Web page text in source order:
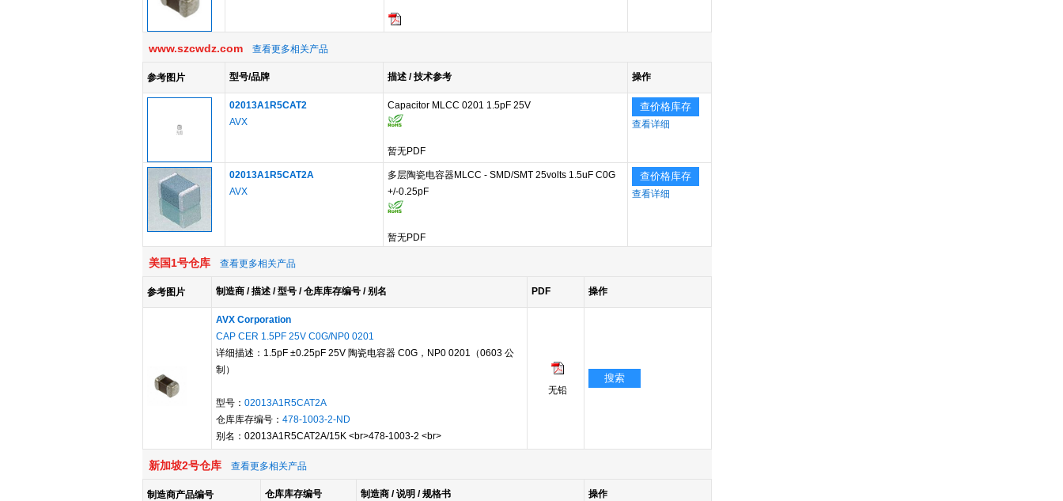
www.szcwdz.com 查看更多相关产品
参考图片 型号/品牌 描述 / 技术参考 操作
02013A1R5CAT2
AVX
Capacitor MLCC 0201 1.5pF 25V
暂无PDF
查价格库存
查看详细
02013A1R5CAT2A
AVX
多层陶瓷电容器MLCC - SMD/SMT 25volts 1.5uF C0G
+/-0.25pF
暂无PDF
查价格库存
查看详细
美国1号仓库 查看更多相关产品
参考图片 制造商 / 描述 / 型号 / 仓库库存编号 / 别名 PDF 操作
AVX Corporation
CAP CER 1.5PF 25V C0G/NP0 0201
详细描述：1.5pF ±0.25pF 25V 陶瓷电容器 C0G，NP0 0201（0603 公
制）
型号： 02013A1R5CAT2A
仓库库存编号： 478-1003-2-ND
别名：02013A1R5CAT2A/15K <br>478-1003-2 <br>
无铅
搜索
新加坡2号仓库 查看更多相关产品
制造商产品编号 仓库库存编号 制造商 / 说明 / 规格书 操作